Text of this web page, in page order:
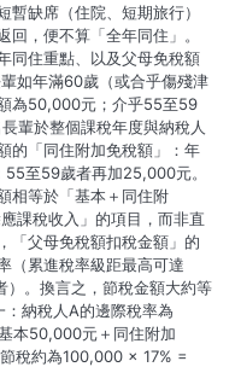
缺席（住院、短期旅行）
，便不算「全年同住」。
同住重點、以及父母免稅額
如年滿60歲（或合乎傷殘津
為50,000元；介乎55至59
輩於整個課稅年度與納稅人
的「同住附加免稅額」：年
至59歲者再加25,000元。
相等於「基本＋同住附
課稅收入」的項目，而非直
「父母免稅額扣稅金額」的
（累進稅率級距最高可達
）。換言之，節稅金額大約等
納稅人A的邊際稅率為
本50,000元＋同住附加
稅約為100,000 × 17% =